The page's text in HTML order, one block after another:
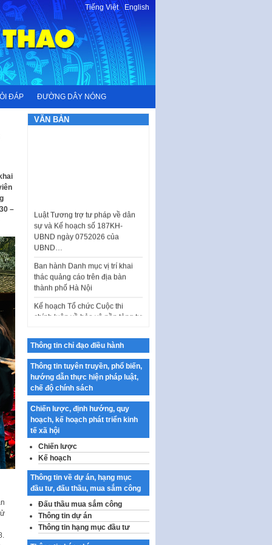
Tiếng Việt-English
ĐÁP ĐƯỜNG DÂY NÓNG
–
VĂN BẢN
UBND ngày 0752026 của
UBND…
Ban hành Danh mục vị trí khai
thác quảng cáo trên địa bàn
thành phố Hà Nội
Kế hoạch Tổ chức Cuộc thi
chính luận về bảo vệ nền tảng tư
tưởng của Đảng…
thiện thể chế, chính…
Quy định về nghiên cứu, ứng
dụng khoa học, công nghệ, đổi
mới sáng tạo và chuyển…
Quy định chi tiết và hướng dẫn
thi hành một số điều của Luật Lý
lịch tư…
Sửa đổi, bổ sung một số nội
dung tại Nghị quyết số 30/NQ-
CP ngày 24 tháng 02…
Ban hành Chương trình hành
động của Chính phủ thực hiện
Nghị quyết số 02-NQ/TW ngày
17…
THÔNG BÁO Tuyển dụng lao
Thông tin chỉ đạo điều hành
Thông tin tuyên truyền, phổ biến,
hướng dẫn thực hiện pháp luật,
chế độ chính sách
Chiến lược, định hướng, quy
hoạch, kế hoạch phát triển kinh
tế xã hội
Chiến lược
Kế hoạch
Thông tin về dự án, hạng mục
đầu tư, đấu thầu, mua sắm công
Đấu thầu mua sắm công
Thông tin dự án
Thông tin hạng mục đầu tư